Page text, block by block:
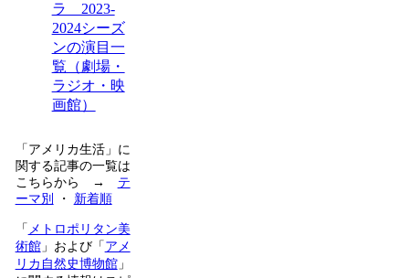
ラ 2023-
2024シーズ
ンの演目一
覧（劇場・
ラジオ・映
画館）
「アメリカ生活」に
関する記事の一覧は
こちらから → テ
ーマ別
・ 新着順
「 メトロポリタン美
術館」および「 アメ
リカ自然史博物館」